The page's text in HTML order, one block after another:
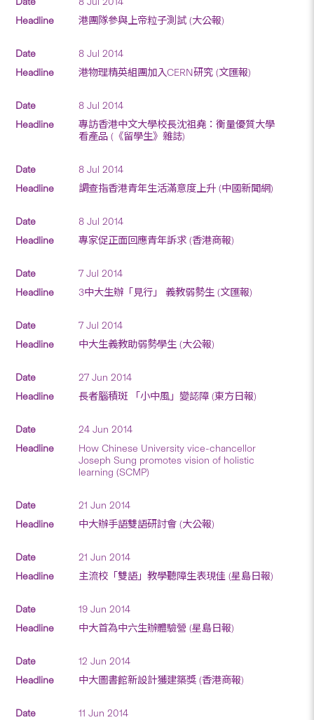
港團隊參與上帝粒子測試 (大公報)
8 Jul 2014
港物理精英組團加入CERN研究 (文匯報)
8 Jul 2014
專訪香港中文大學校長沈祖堯：衡量優質大學
看產品 (《留學生》雜誌)
8 Jul 2014
調查指香港青年生活滿意度上升 (中國新聞網)
8 Jul 2014
專家促正面回應青年訴求 (香港商報)
7 Jul 2014
3中大生辦「見行」 義教弱勢生 (文匯報)
7 Jul 2014
中大生義教助弱勢學生 (大公報)
27 Jun 2014
長者腦積斑 「小中風」變認障 (東方日報)
24 Jun 2014
How Chinese University vice-chancellor
Joseph Sung promotes vision of holistic
learning (SCMP)
21 Jun 2014
中大辦手語雙語研討會 (大公報)
21 Jun 2014
主流校「雙語」教學聽障生表現佳 (星島日報)
19 Jun 2014
中大首為中六生辦體驗營 (星島日報)
12 Jun 2014
中大圖書館新設計獲建築獎 (香港商報)
11 Jun 2014